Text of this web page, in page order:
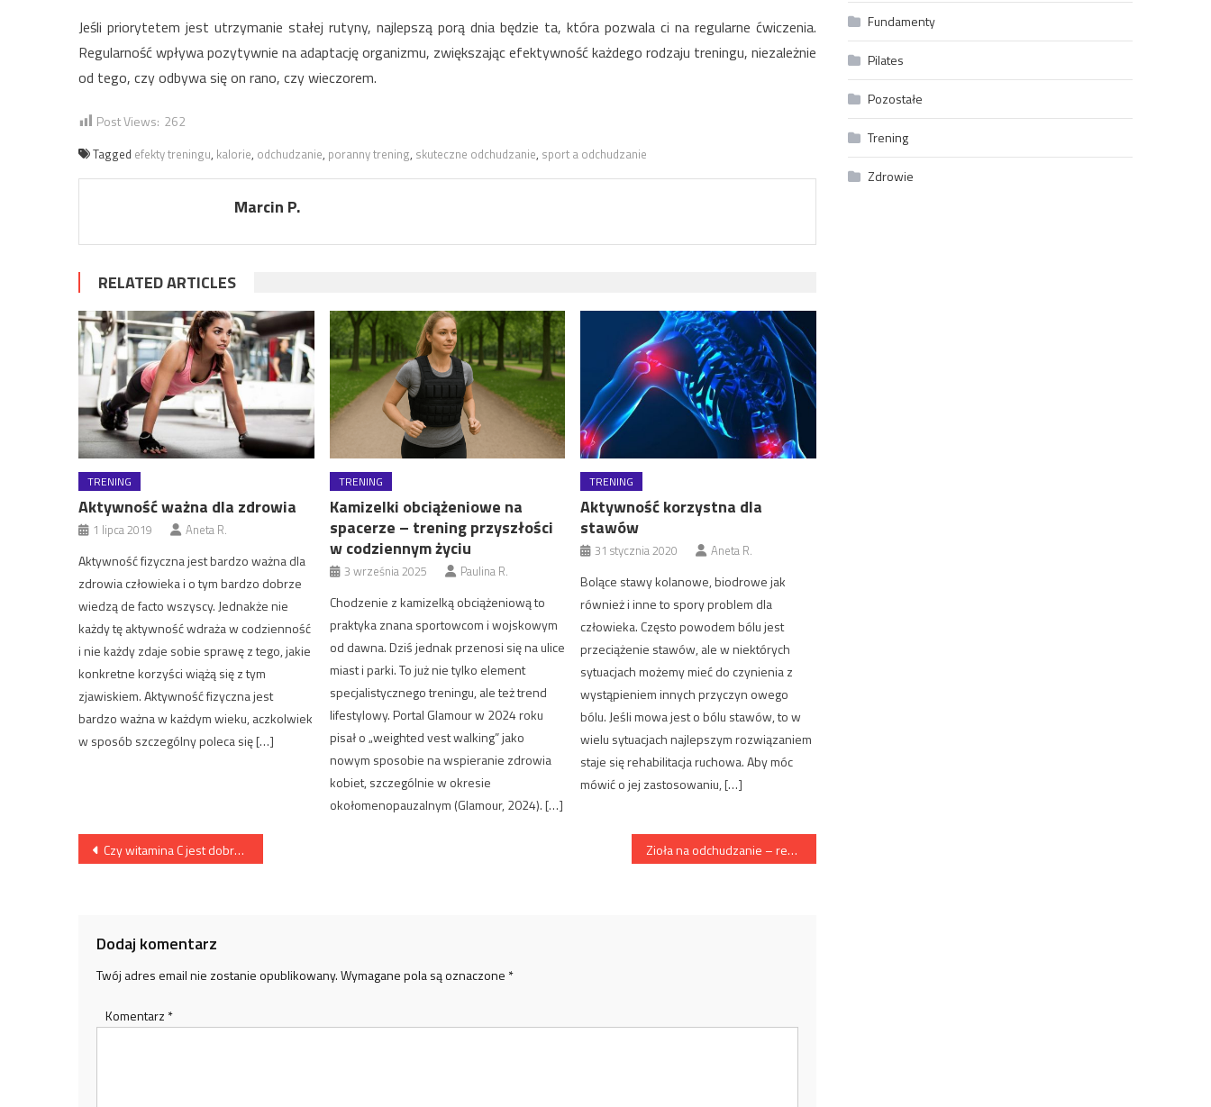
Jeśli priorytetem jest utrzymanie stałej rutyny, najlepszą porą dnia będzie ta, która pozwala ci na regularne ćwiczenia.
Regularność wpływa pozytywnie na adaptację organizmu, zwiększając efektywność każdego rodzaju treningu, niezależnie
od tego, czy odbywa się on rano, czy wieczorem.
Post Views: 262
Tagged efekty treningu, kalorie, odchudzanie, poranny trening, skuteczne odchudzanie, sport a odchudzanie
Marcin P.
RELATED ARTICLES
TRENING
Aktywność ważna dla zdrowia
1 lipca 2019 Aneta R.
Aktywność fizyczna jest bardzo ważna dla
zdrowia człowieka i o tym bardzo dobrze
wiedzą de facto wszyscy. Jednakże nie
każdy tę aktywność wdraża w codzienność
i nie każdy zdaje sobie sprawę z tego, jakie
konkretne korzyści wiążą się z tym
zjawiskiem. Aktywność fizyczna jest
bardzo ważna w każdym wieku, aczkolwiek
w sposób szczególny poleca się […]
TRENING
Kamizelki obciążeniowe na
spacerze – trening przyszłości
w codziennym życiu
3 września 2025 Paulina R.
Chodzenie z kamizelką obciążeniową to
praktyka znana sportowcom i wojskowym
od dawna. Dziś jednak przenosi się na ulice
miast i parki. To już nie tylko element
specjalistycznego treningu, ale też trend
lifestylowy. Portal Glamour w 2024 roku
pisał o „weighted vest walking” jako
nowym sposobie na wspieranie zdrowia
kobiet, szczególnie w okresie
okołomenopauzalnym (Glamour, 2024). […]
TRENING
Aktywność korzystna dla
stawów
31 stycznia 2020 Aneta R.
Bolące stawy kolanowe, biodrowe jak
również i inne to spory problem dla
człowieka. Często powodem bólu jest
przeciążenie stawów, ale w niektórych
sytuacjach możemy mieć do czynienia z
wystąpieniem innych przyczyn owego
bólu. Jeśli mowa jest o bólu stawów, to w
wielu sytuacjach najlepszym rozwiązaniem
staje się rehabilitacja ruchowa. Aby móc
mówić o jej zastosowaniu, […]
Nawigacja
Czy witamina C jest dobra na zapalenie pęcherza? Zioła na odchudzanie – realna pomoc czy chwyt marketingowy?
Dodaj komentarz
Twój adres email nie zostanie opublikowany.Wymagane pola są oznaczone *
Komentarz *
Fundamenty
Pilates
Pozostałe
Trening
Zdrowie